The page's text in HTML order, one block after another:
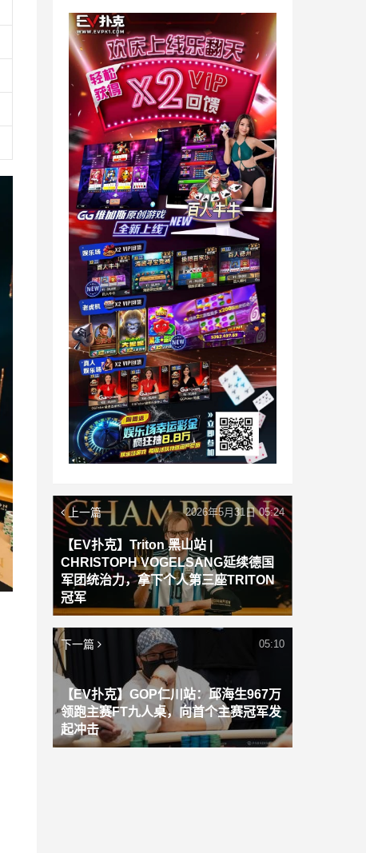
上一篇
【EV扑克】Triton 黑山站 |
CHRISTOPH VOGELSANG延续德国
军团统治力，拿下个人第三座TRITON
冠军
2026年5月31日 05:24
下一篇
【EV扑克】GOP仁川站：邱海生967万
领跑主赛FT九人桌，向首个主赛冠军发
起冲击
05:10